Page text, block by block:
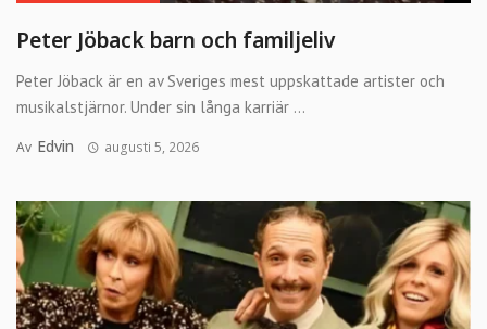
Peter Jöback barn och familjeliv
Peter Jöback är en av Sveriges mest uppskattade artister och
musikalstjärnor. Under sin långa karriär ...
Av Edvin augusti 5, 2026